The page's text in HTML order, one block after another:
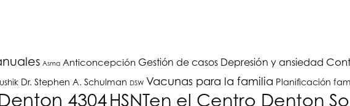
Asma Anticoncepción Gestión de casos Depresión y ansiedad
Dr. Stephen A. Schulman DSW Vacunas para la familia Planificación
4304HSNTen el Centro Denton